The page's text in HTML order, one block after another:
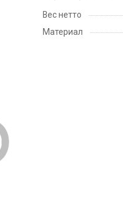
Вес нетто
Материал